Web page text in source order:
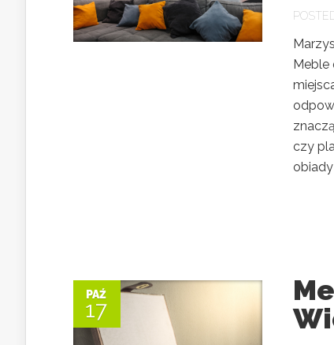
Meble
czy
obiady
PAŹ
17